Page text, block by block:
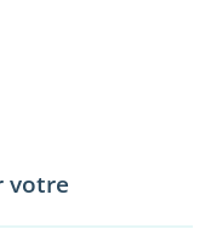
votre